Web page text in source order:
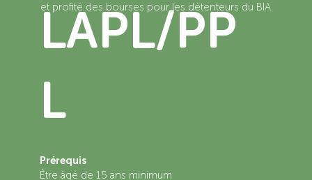
LAPL/PP
L
Prérequis
Être âgé de 15 ans minimum
et profité des bourses pour les détenteurs du BIA.